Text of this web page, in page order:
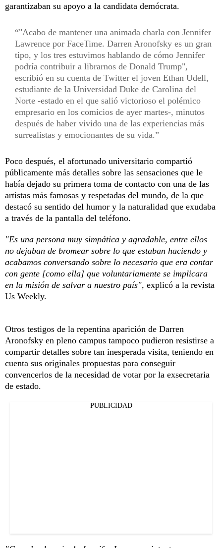
garantizaban su apoyo a la candidata demócrata.
"Acabo de mantener una animada charla con Jennifer
Lawrence por FaceTime. Darren Aronofsky es un gran
tipo, y los tres estuvimos hablando de cómo Jennifer
podría contribuir a librarnos de Donald Trump",
escribió en su cuenta de Twitter el joven Ethan Udell,
estudiante de la Universidad Duke de Carolina del
Norte -estado en el que salió victorioso el polémico
empresario en los comicios de ayer martes-, minutos
después de haber vivido una de las experiencias más
surrealistas y emocionantes de su vida.
Poco después, el afortunado universitario compartió
públicamente más detalles sobre las sensaciones que le
había dejado su primera toma de contacto con una de las
artistas más famosas y respetadas del mundo, de la que
destacó su sentido del humor y la naturalidad que exudaba
a través de la pantalla del teléfono.
"Es una persona muy simpática y agradable, entre ellos
no dejaban de bromear sobre lo que estaban haciendo y
acabamos conversando sobre lo necesario que era contar
con gente [como ella] que voluntariamente se implicara
en la misión de salvar a nuestro país", explicó a la revista
Us Weekly.
Otros testigos de la repentina aparición de Darren
Aronofsky en pleno campus tampoco pudieron resistirse a
compartir detalles sobre tan inesperada visita, teniendo en
cuenta sus originales propuestas para conseguir
convencerlos de la necesidad de votar por la exsecretaria
de estado.
PUBLICIDAD